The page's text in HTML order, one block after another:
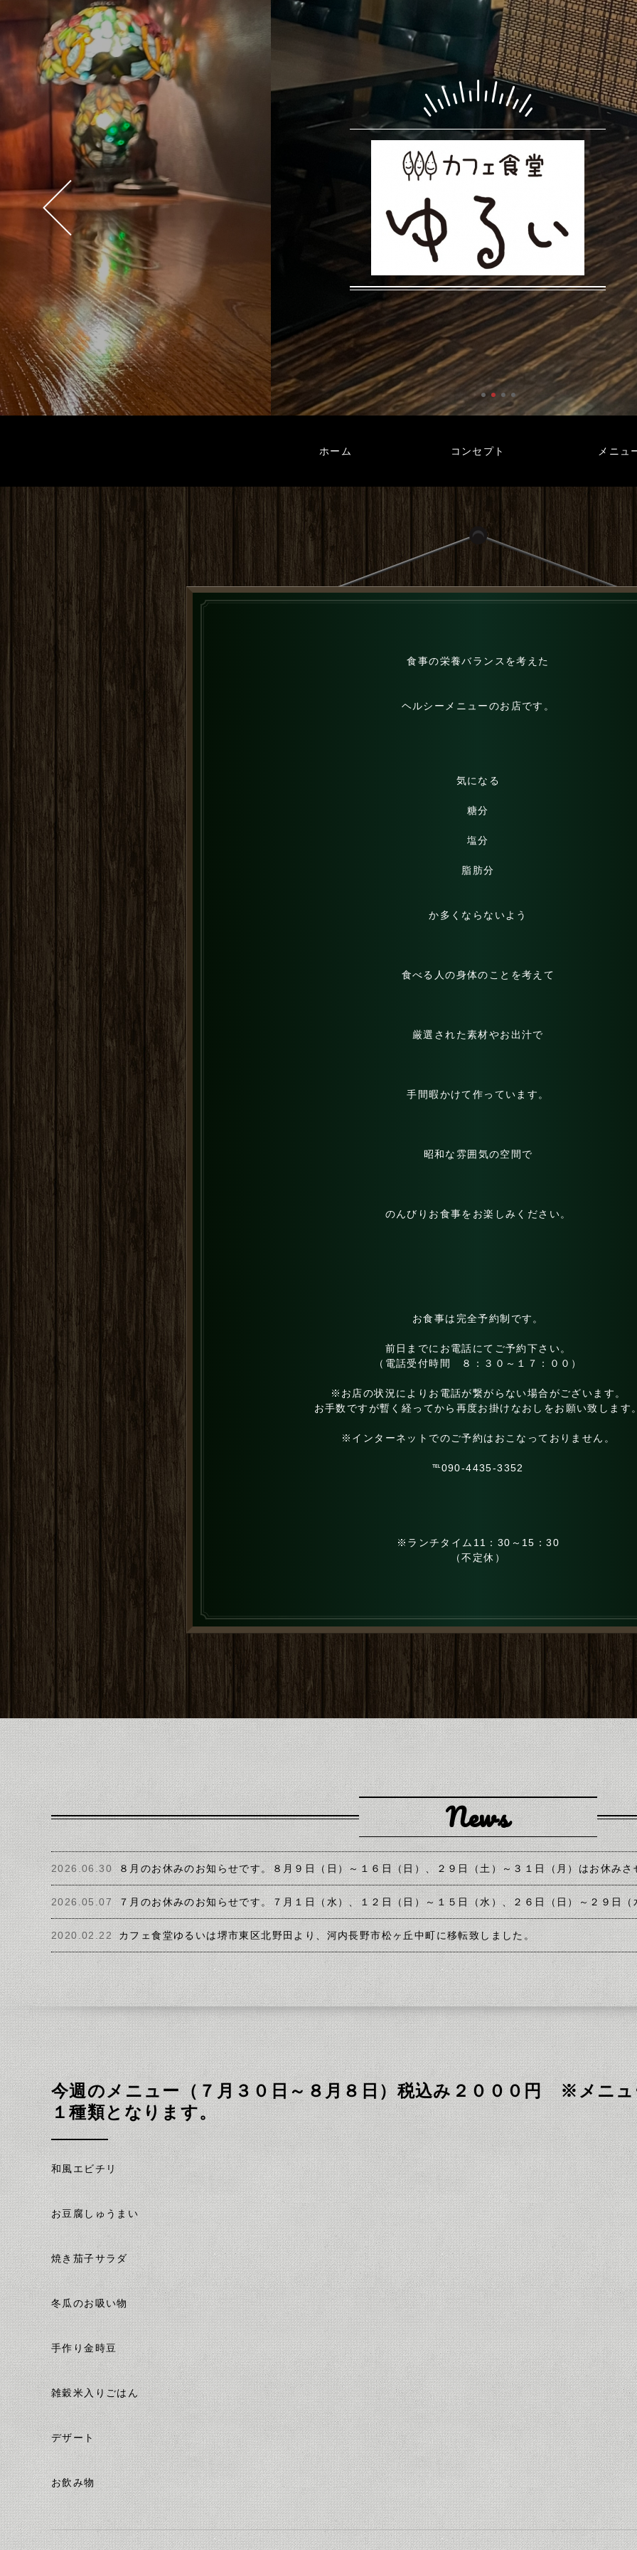
ホーム コンセプト メニュ
食事の栄養バランスを考えた
ヘルシーメニューのお店です。
気になる
糖分
塩分
脂肪分
か多くならないよう
食べる人の身体のことを考えて
厳選された素材やお出汁で
手間暇かけて作っています。
昭和な雰囲気の空間で
のんびりお食事をお楽しみください。
お食事は完全予約制です。
前日までにお電話にてご予約下さい。
（電話受付時間 ８：３０～１７：００）
※お店の状況によりお電話が繋がらない場合がございます。
お手数ですが暫く経ってから再度お掛けなおしをお願い致します
※インターネットでのご予約はおこなっておりません。
℡090-4435-3352
※ランチタイム11：30～15：30
（不定休）
News
2026.06.30 ８月のお休みのお知らせです。８月９日（日）～１６日（日）、２９日（土）～３１日（月）はお休み
2026.05.07 ７月のお休みのお知らせです。７月１日（水）、１２日（日）～１５日（水）、２６日（日）～２９日
2020.02.22 カフェ食堂ゆるいは堺市東区北野田より、河内長野市松ヶ丘中町に移転致しました。
今週のメニュー（７月３０日～８月８日）税込み２０００円 ※メニ
１種類となります。
和風エビチリ
お豆腐しゅうまい
焼き茄子サラダ
冬瓜のお吸い物
手作り金時豆
雑穀米入りごはん
デザート
お飲み物